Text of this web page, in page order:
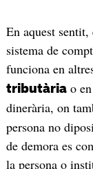
En aquest
sistema de
funciona en
tributàriao en
dinerària, on
persona no
de demora es
la persona o